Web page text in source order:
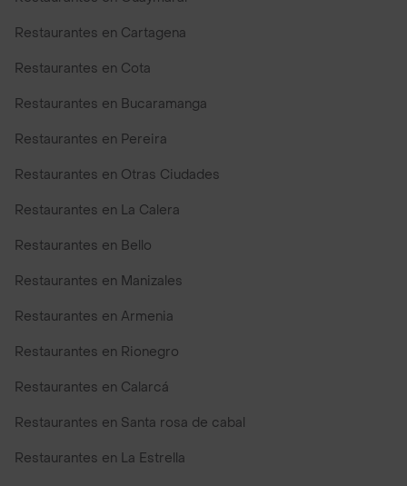
Restaurantes en Cartagena
Restaurantes en Cota
Restaurantes en Bucaramanga
Restaurantes en Pereira
Restaurantes en Otras Ciudades
Restaurantes en La Calera
Restaurantes en Bello
Restaurantes en Manizales
Restaurantes en Armenia
Restaurantes en Rionegro
Restaurantes en Calarcá
Restaurantes en Santa rosa de cabal
Restaurantes en La Estrella